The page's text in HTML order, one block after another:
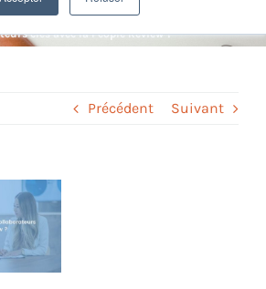
Nos clients
Fortify
Support
talents»Comment identifier et retenir vos
clés avec la People Review ?
Précédent Suivant